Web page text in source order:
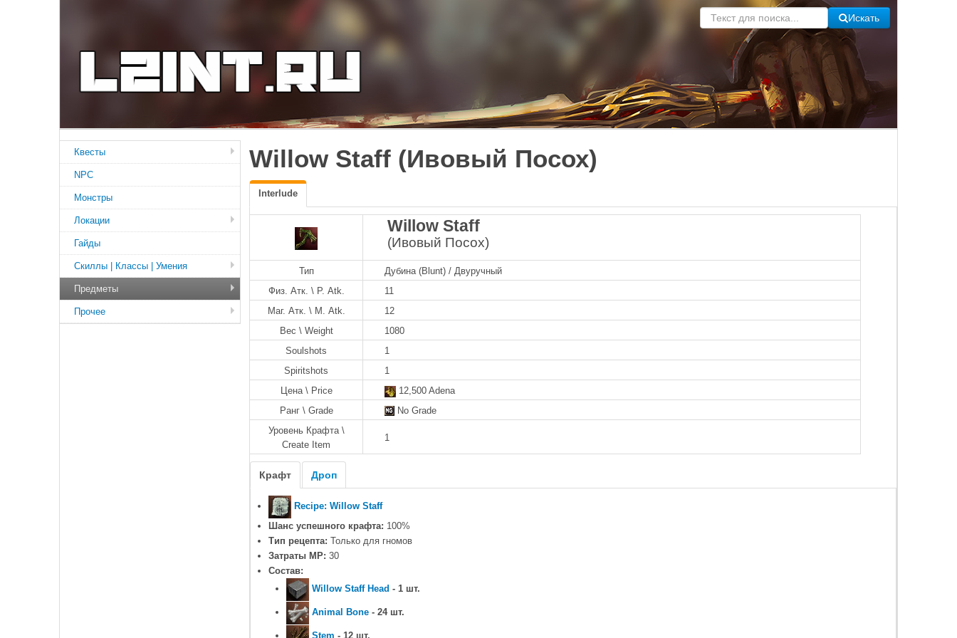
Искать
Willow Staff (Ивовый Посох)
Interlude
Willow Staff
(Ивовый Посох)
Тип
Дубина (Blunt) / Двуручный
Физ. Атк. \ P. Atk.
11
Маг. Атк. \ M. Atk.
12
Вес \ Weight
1080
Soulshots
1
Spiritshots
1
Цена \ Price
12,500 Adena
Ранг \ Grade
No Grade
Уровень Крафта \
Create Item
1
Крафт Дроп
Recipe: Willow Staff
Шанс успешного крафта: 100%
Тип рецепта: Только для гномов
Затраты MP: 30
Состав:
Willow Staff Head - 1 шт.
Animal Bone - 24 шт.
Stem - 12 шт.
Квесты
NPC
Монстры
Локации
Гайды
Скиллы | Классы | Умения
Предметы
Прочее